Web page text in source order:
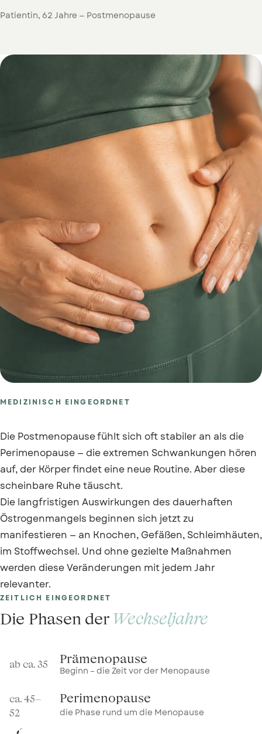
Patientin, 62 Jahre — Postmenopause
MEDIZINISCH EINGEORDNET
Die Postmenopause fühlt sich oft stabiler an als die
Perimenopause — die extremen Schwankungen hören
auf, der Körper findet eine neue Routine. Aber diese
scheinbare Ruhe täuscht.
Die langfristigen Auswirkungen des dauerhaften
Östrogenmangels beginnen sich jetzt zu
manifestieren — an Knochen, Gefäßen, Schleimhäuten,
im Stoffwechsel. Und ohne gezielte Maßnahmen
werden diese Veränderungen mit jedem Jahr
relevanter.
ZEITLICH EINGEORDNET
Die Phasen der Wechseljahre
ab ca. 35 Prämenopause
Beginn – die Zeit vor der Menopause
ca. 45–
52
Perimenopause
die Phase rund um die Menopause